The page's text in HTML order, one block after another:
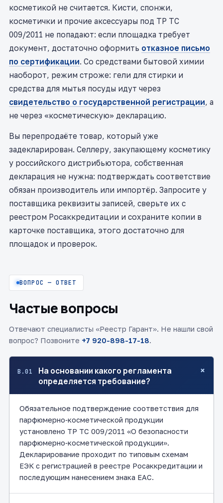
косметикой не считается. Кисти, спонжи,
косметички и прочие аксессуары под ТР ТС
009/2011 не попадают: если площадка требует
документ, достаточно оформить отказное письмо
по сертификации. Со средствами бытовой химии
наоборот, режим строже: гели для стирки и
средства для мытья посуды идут через
свидетельство о государственной регистрации, а
не через «косметическую» декларацию.
Вы перепродаёте товар, который уже
задекларирован. Селлеру, закупающему косметику
у российского дистрибьютора, собственная
декларация не нужна: подтверждать соответствие
обязан производитель или импортёр. Запросите у
поставщика реквизиты записей, сверьте их с
реестром Росаккредитации и сохраните копии в
карточке поставщика, этого достаточно для
площадок и проверок.
ВОПРОС — ОТВЕТ
Частые вопросы
Отвечают специалисты «Реестр Гарант». Не нашли свой
вопрос? Позвоните +7 920-898-17-18.
В.01
На основании какого регламента
определяется требование?
+
Обязательное подтверждение соответствия для
парфюмерно‑косметической продукции
установлено ТР ТС 009/2011 «О безопасности
парфюмерно‑косметической продукции».
Декларирование проходит по типовым схемам
ЕЭК с регистрацией в реестре Росаккредитации и
последующим нанесением знака ЕАС.